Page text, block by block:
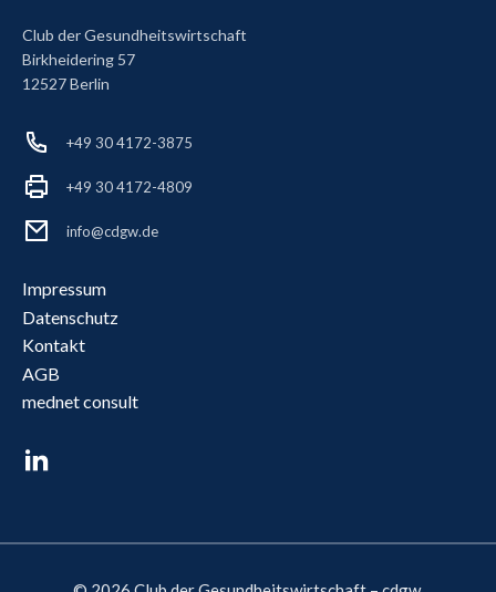
Club der Gesundheitswirtschaft
Birkheidering 57
12527 Berlin
+49 30 4172-3875
+49 30 4172-4809
info@cdgw.de
Impressum
Datenschutz
Kontakt
AGB
mednet consult